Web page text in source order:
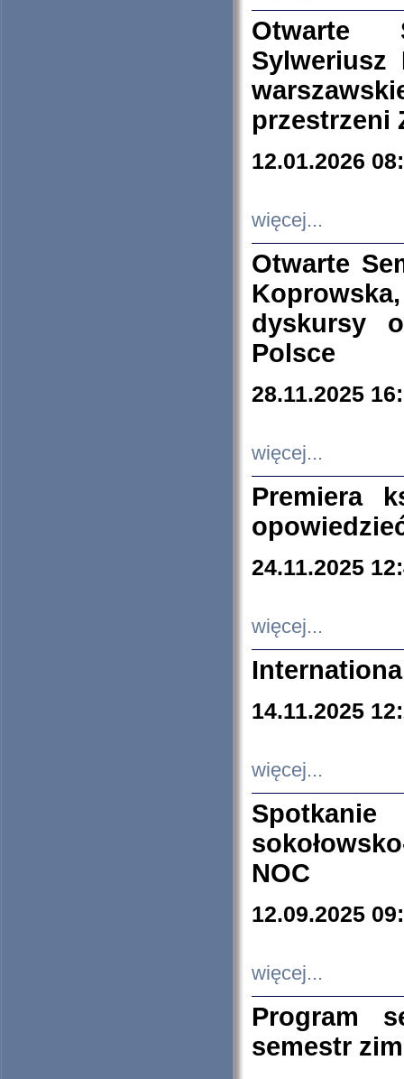
Otwarte
Sylweriusz
przestrzeni
12.01.2026
więcej...
Otwarte
dyskursy
Polsce
28.11.2025
więcej...
Premiera
24.11.2025
więcej...
14.11.2025
więcej...
NOC
12.09.2025
więcej...
Program
semestr